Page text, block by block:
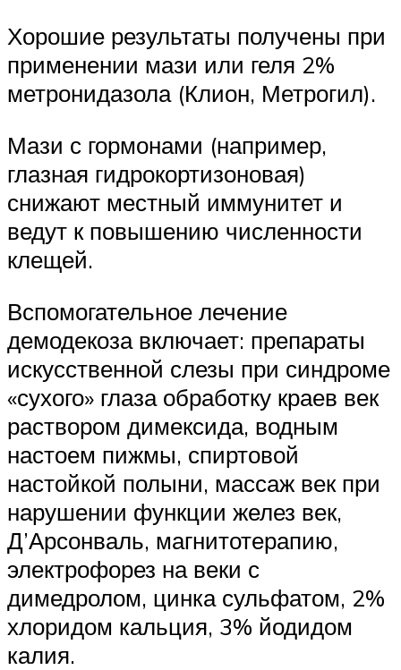
Хорошие результаты получены при
применении мази или геля 2%
метронидазола (Клион, Метрогил).
Мази с гормонами (например,
глазная гидрокортизоновая)
снижают местный иммунитет и
ведут к повышению численности
клещей.
Вспомогательное лечение
демодекоза включает: препараты
искусственной слезы при синдроме
«сухого» глаза обработку краев век
раствором димексида, водным
настоем пижмы, спиртовой
настойкой полыни, массаж век при
нарушении функции желез век,
Д’Арсонваль, магнитотерапию,
электрофорез на веки с
димедролом, цинка сульфатом, 2%
хлоридом кальция, 3% йодидом
калия.